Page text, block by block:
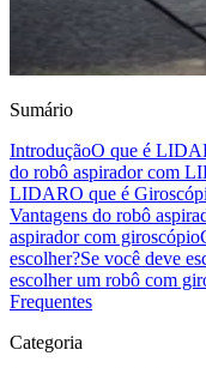
Sumário
IntroduçãoO que é
do robô aspirador com
LIDARO que é
Vantagens do robô
aspirador com giroscópio
escolher?Se você deve
escolher um robô com
Frequentes
Categoria